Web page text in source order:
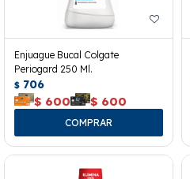
Enjuague Bucal Colgate
Periogard 250 Ml.
$ 706
$ 600 $ 600